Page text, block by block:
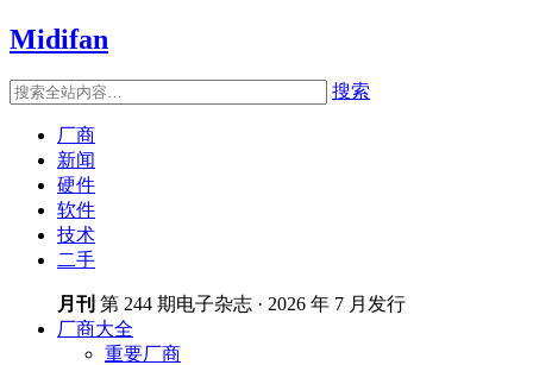
Midifan
搜索
厂商
新闻
硬件
软件
技术
二手
月刊 第 244 期电子杂志 · 2026 年 7 月发行
厂商大全
重要厂商